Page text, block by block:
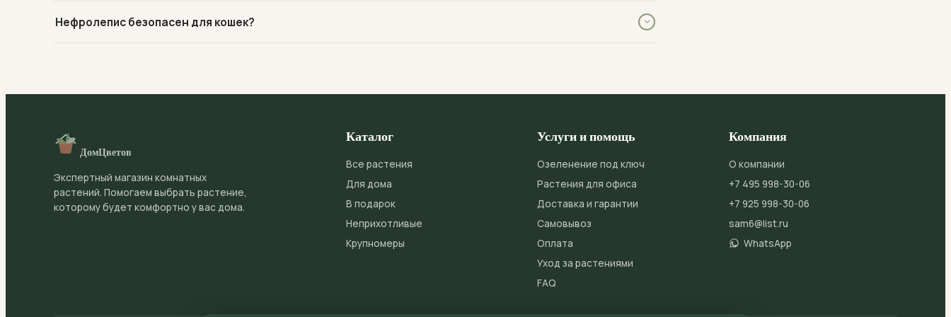
Используйте рыхлый слабокислый субстрат для папоротников, горшок берите на 2-3 см шире предыдущего, обязателен
Нефролепис безопасен для кошек?
ДомЦветов
Экспертный магазин комнатных
растений. Помогаем выбрать растение,
которому будет комфортно у вас дома.
Каталог
Все растения
Для дома
В подарок
Неприхотливые
Крупномеры
Услуги и помощь
Озеленение под ключ
Растения для офиса
Доставка и гарантии
Самовывоз
Оплата
Уход за растениями
FAQ
Компания
О компании
+7 495 998-30-06
+7 925 998-30-06
sam6@list.ru
WhatsApp